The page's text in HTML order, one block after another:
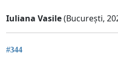
Iuliana Vasile(București,
#344